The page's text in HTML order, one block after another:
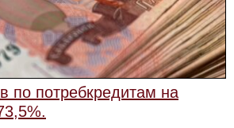
по потребкредитам на